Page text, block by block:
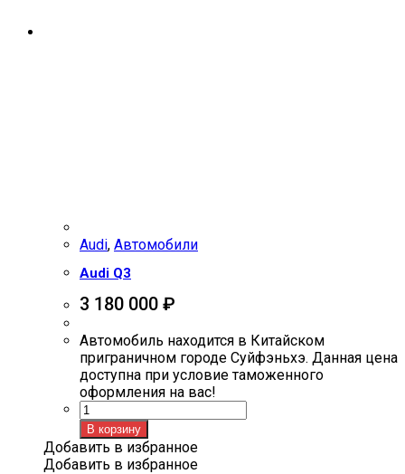
Audi, Автомобили
Audi Q3
3 180 000 ₽
Автомобиль находится в Китайском
приграничном городе Суйфэньхэ. Данная цена
доступна при условие таможенного
оформления на вас!
Количество
товара
Audi
Q3
В корзину
Добавить в избранное
Добавить в избранное